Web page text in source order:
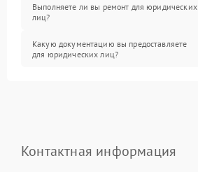
Выполняете ли вы ремонт для юридических
лиц?
Какую документацию вы предоставляете
для юридических лиц?
Контактная информация